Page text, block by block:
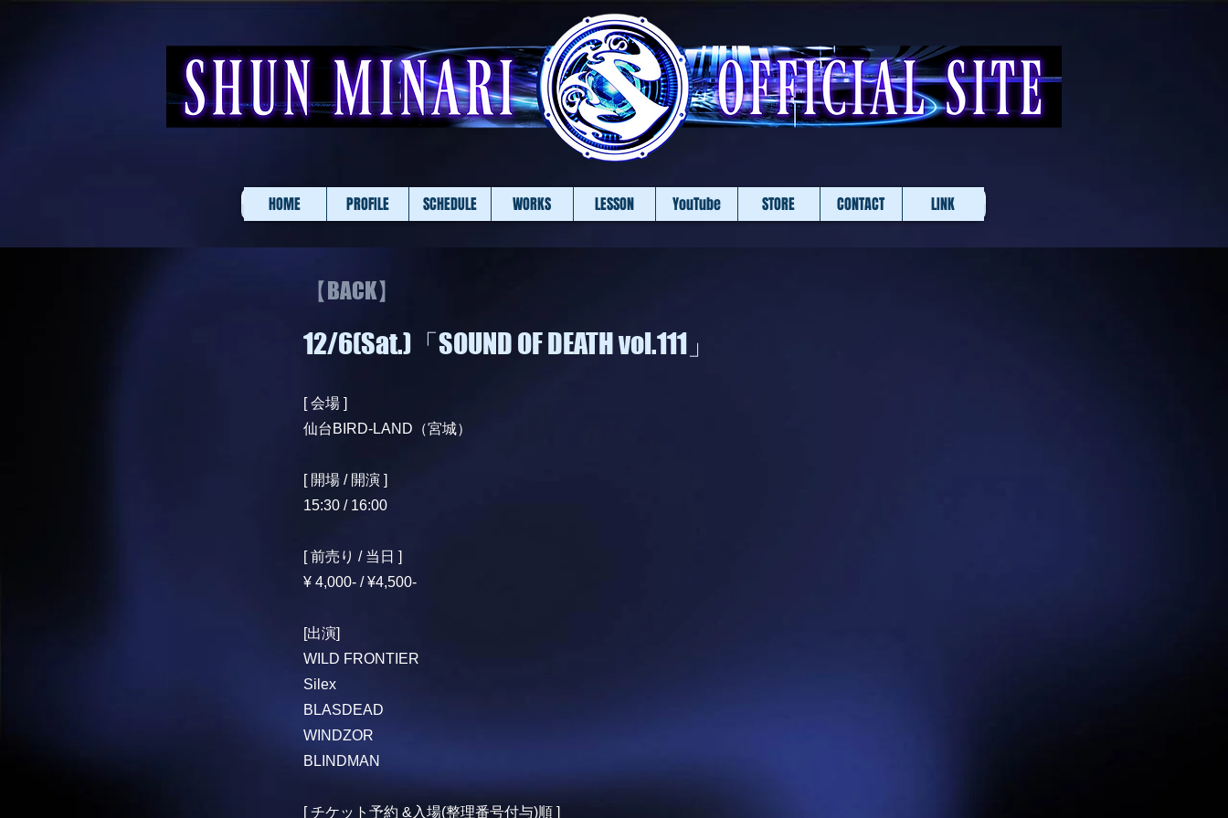
HOME PROFILE SCHEDULE WORKS LESSON YouTube STORE CONTACT LINK
【BACK】
12/6(Sat.)「SOUND OF DEATH vol.111」
[ 会場 ]
仙台BIRD-LAND（宮城）
[ 開場 / 開演 ]
15:30 / 16:00
[ 前売り / 当日 ]
¥ 4,000- / ¥4,500-
[出演]
WILD FRONTIER
Silex
BLASDEAD
WINDZOR
BLINDMAN
[ チケット予約 &入場(整理番号付与)順 ]